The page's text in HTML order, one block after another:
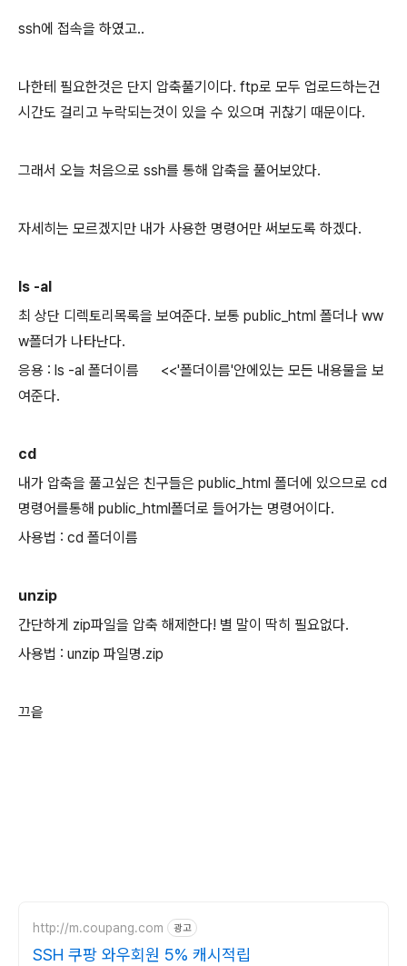
ssh에 접속을 하였고..
나한테 필요한것은 단지 압축풀기이다. ftp로 모두 업로드하는건
시간도 걸리고 누락되는것이 있을 수 있으며 귀찮기 때문이다.
그래서 오늘 처음으로 ssh를 통해 압축을 풀어보았다.
자세히는 모르겠지만 내가 사용한 명령어만 써보도록 하겠다.
ls -al
최 상단 디렉토리목록을 보여준다. 보통 public_html 폴더나 ww
w폴더가 나타난다.
응용 : ls -al 폴더이름 <<'폴더이름'안에있는 모든 내용물을 보
여준다.
cd
내가 압축을 풀고싶은 친구들은 public_html 폴더에 있으므로 cd
명령어를통해 public_html폴더로 들어가는 명령어이다.
사용법 : cd 폴더이름
unzip
간단하게 zip파일을 압축 해제한다! 별 말이 딱히 필요없다.
사용법 : unzip 파일명.zip
끄읕
http://m.coupang.com 광고
SSH 쿠팡 와우회원 5% 캐시적립